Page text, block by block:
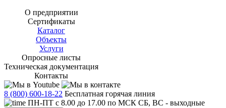
О предприятии
Сертификаты
Каталог
Объекты
Услуги
Опросные листы
Техническая документация
Контакты
8 (800) 600-18-22 Бесплатная горячая линия
ПН-ПТ с 8.00 до 17.00 по МСК СБ, ВС - выходные